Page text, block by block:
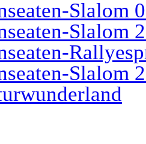
Slalom
Slalom
Slalom